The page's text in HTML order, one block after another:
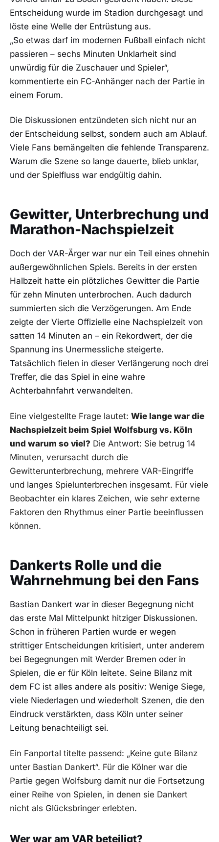
Entscheidung wurde im Stadion durchgesagt und
löste eine Welle der Entrüstung aus.
„So etwas darf im modernen Fußball einfach nicht
passieren – sechs Minuten Unklarheit sind
unwürdig für die Zuschauer und Spieler“,
kommentierte ein FC-Anhänger nach der Partie in
einem Forum.
Die Diskussionen entzündeten sich nicht nur an
der Entscheidung selbst, sondern auch am Ablauf.
Viele Fans bemängelten die fehlende Transparenz.
Warum die Szene so lange dauerte, blieb unklar,
und der Spielfluss war endgültig dahin.
Gewitter, Unterbrechung und
Marathon-Nachspielzeit
Doch der VAR-Ärger war nur ein Teil eines ohnehin
außergewöhnlichen Spiels. Bereits in der ersten
Halbzeit hatte ein plötzliches Gewitter die Partie
für zehn Minuten unterbrochen. Auch dadurch
summierten sich die Verzögerungen. Am Ende
zeigte der Vierte Offizielle eine Nachspielzeit von
satten 14 Minuten an – ein Rekordwert, der die
Spannung ins Unermessliche steigerte.
Tatsächlich fielen in dieser Verlängerung noch drei
Treffer, die das Spiel in eine wahre
Achterbahnfahrt verwandelten.
Eine vielgestellte Frage lautet: Wie lange war die
Nachspielzeit beim Spiel Wolfsburg vs. Köln
und warum so viel? Die Antwort: Sie betrug 14
Minuten, verursacht durch die
Gewitterunterbrechung, mehrere VAR-Eingriffe
und langes Spielunterbrechen insgesamt. Für viele
Beobachter ein klares Zeichen, wie sehr externe
Faktoren den Rhythmus einer Partie beeinflussen
können.
Dankerts Rolle und die
Wahrnehmung bei den Fans
Bastian Dankert war in dieser Begegnung nicht
das erste Mal Mittelpunkt hitziger Diskussionen.
Schon in früheren Partien wurde er wegen
strittiger Entscheidungen kritisiert, unter anderem
bei Begegnungen mit Werder Bremen oder in
Spielen, die er für Köln leitete. Seine Bilanz mit
dem FC ist alles andere als positiv: Wenige Siege,
viele Niederlagen und wiederholt Szenen, die den
Eindruck verstärkten, dass Köln unter seiner
Leitung benachteiligt sei.
Ein Fanportal titelte passend: „Keine gute Bilanz
unter Bastian Dankert“. Für die Kölner war die
Partie gegen Wolfsburg damit nur die Fortsetzung
einer Reihe von Spielen, in denen sie Dankert
nicht als Glücksbringer erlebten.
Wer war am VAR beteiligt?